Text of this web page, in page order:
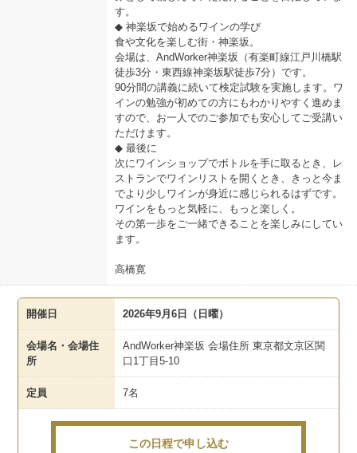
す。
◆ 神楽坂で始めるワインの学び
食や文化を楽しむ街・神楽坂。
会場は、AndWorker神楽坂（有楽町線江戸川橋駅
徒歩3分・東西線神楽坂駅徒歩7分）です。
90分間の講義に続いて検定試験を実施します。ワ
インの勉強が初めての方にもわかりやすく進めま
すので、お一人でのご参加でも安心してご受講い
ただけます。
◆ 最後に
次にワインショップでボトルを手に取るとき、レ
ストランでワインリストを開くとき、きっと今ま
でより少しワインが身近に感じられるはずです。
ワインをもっと気軽に、もっと楽しく。
その第一歩をご一緒できることを楽しみにしてい
ます。
高橋寛
開催日 2026年9月6日（日曜）
会場名・会場住
所
AndWorker神楽坂 会場住所 東京都文京区関
口1丁目5-10
定員 7名
この日程で申し込む